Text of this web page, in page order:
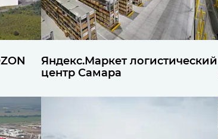
Яндекс.Маркет логистический
центр Самара